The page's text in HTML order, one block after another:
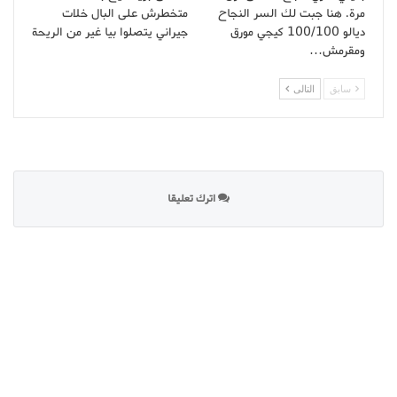
مرة. هنا جبت لك السر النجاح
ديالو 100/100 كيجي مورق
ومقرمش…
متخطرش على البال خلات
جيراني يتصلوا بيا غير من الريحة
سابق التالى
اترك تعليقا